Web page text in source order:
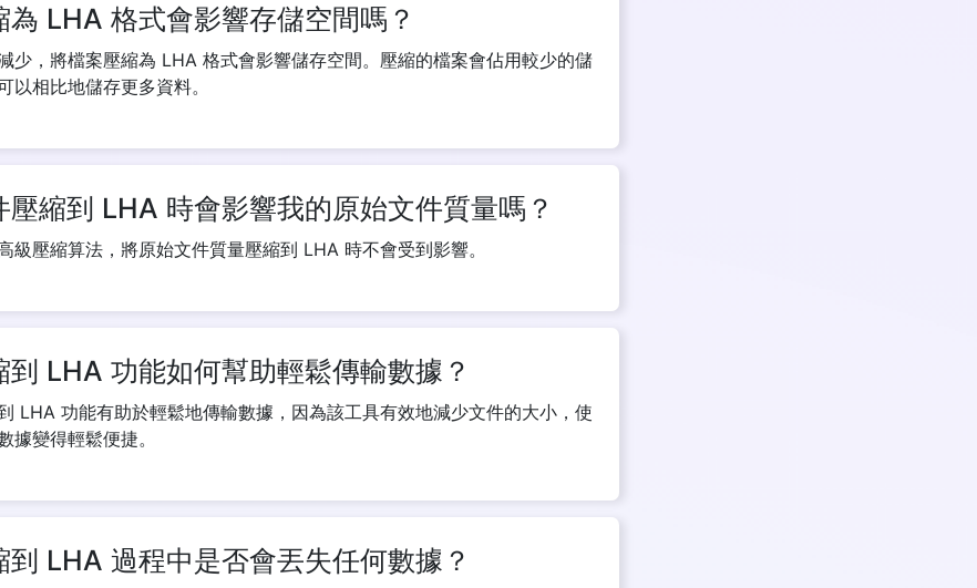
為 LHA 格式會影響存儲空間嗎？
少，將檔案壓縮為 LHA 格式會影響儲存空間。壓縮的檔案會佔用較少的儲
以相比地儲存更多資料。
壓縮到 LHA 時會影響我的原始文件質量嗎？
級壓縮算法，將原始文件質量壓縮到 LHA 時不會受到影響。
到 LHA 功能如何幫助輕鬆傳輸數據？
LHA 功能有助於輕鬆地傳輸數據，因為該工具有效地減少文件的大小，使
據變得輕鬆便捷。
到 LHA 過程中是否會丟失任何數據？